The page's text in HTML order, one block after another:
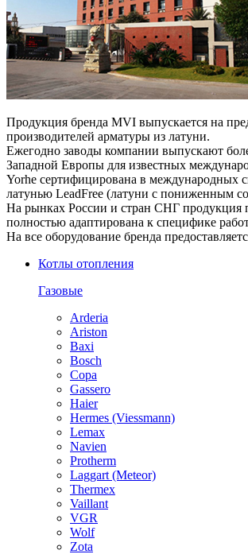
Продукция бренда MVI выпускается на
производителей арматуры из латуни.
Ежегодно заводы компании выпускают
Западной Европы для известных
Yorhe сертифицирована в международных
латунью LeadFree (латуни с пониженным
На рынках России и стран СНГ продукция
полностью адаптирована к специфике
На все оборудование бренда
Котлы отопления
Газовые
Arderia
Ariston
Baxi
Bosch
Copa
Gassero
Haier
Hermes (Viessmann)
Lemax
Navien
Protherm
Laggart (Meteor)
Thermex
Vaillant
VGR
Wolf
Zota